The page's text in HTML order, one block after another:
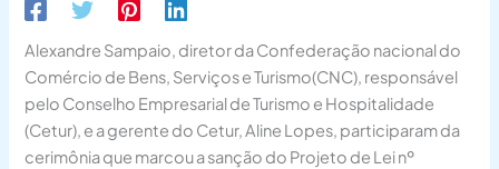
Alexandre Sampaio, diretor da Confederação nacional do
Comércio de Bens, Serviços e Turismo(CNC), responsável
pelo Conselho Empresarial de Turismo e Hospitalidade
(Cetur), e a gerente do Cetur, Aline Lopes, participaram da
cerimônia que marcou a sanção do Projeto de Lei nº